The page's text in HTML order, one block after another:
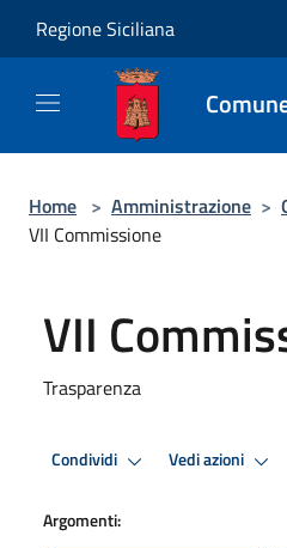
Regione Siciliana
Home > Amministrazione >
VII Commissione
VII
Trasparenza
Condividi Vedi azioni
Argomenti: